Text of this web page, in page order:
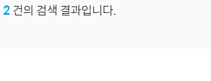
2건의 검색 결과입니다.